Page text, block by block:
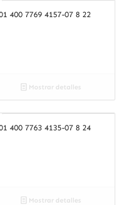
400 7769 4157-07 8 22
Mostrar detalles
400 7763 4135-07 8 24
Mostrar detalles